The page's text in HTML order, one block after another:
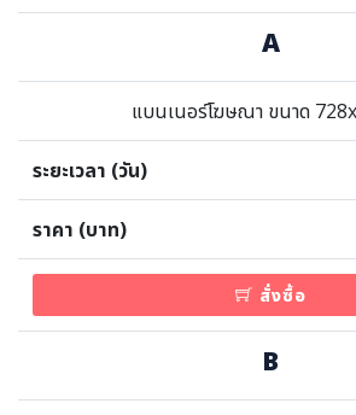
พลังงาน, สิ่งแวดล้อม
ยานยนต์
การงาน, อาชีพ
กิจกรรม
A
แบนเนอร์โฆษณา ขนาด
สั่งซื้อ
B